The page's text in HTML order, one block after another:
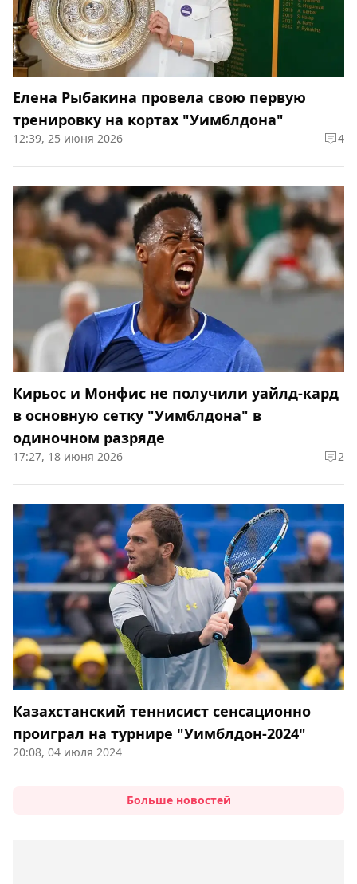
Елена Рыбакина провела свою первую
тренировку на кортах "Уимблдона"
12:39, 25 июня 2026 4
Кирьос и Монфис не получили уайлд-кард
в основную сетку "Уимблдона" в
одиночном разряде
17:27, 18 июня 2026 2
Казахстанский теннисист сенсационно
проиграл на турнире "Уимблдон-2024"
20:08, 04 июля 2024
Больше новостей